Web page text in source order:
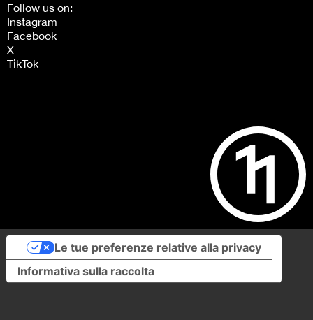
Follow us on:
Instagram
Facebook
X
TikTok
Informativa sulla raccolta
Le tue preferenze relative alla privacy